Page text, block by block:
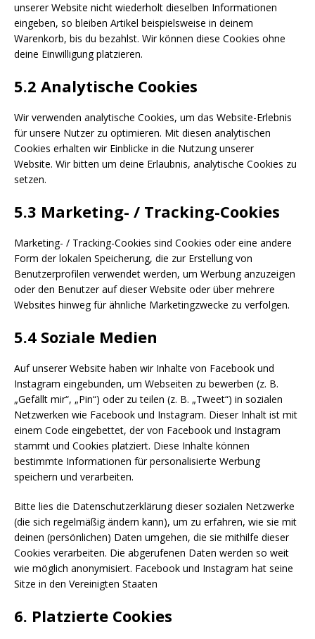
unserer Website nicht wiederholt dieselben Informationen
eingeben, so bleiben Artikel beispielsweise in deinem
Warenkorb, bis du bezahlst. Wir können diese Cookies ohne
deine Einwilligung platzieren.
5.2 Analytische Cookies
Wir verwenden analytische Cookies, um das Website-Erlebnis
für unsere Nutzer zu optimieren. Mit diesen analytischen
Cookies erhalten wir Einblicke in die Nutzung unserer
Website. Wir bitten um deine Erlaubnis, analytische Cookies zu
setzen.
5.3 Marketing- / Tracking-Cookies
Marketing- / Tracking-Cookies sind Cookies oder eine andere
Form der lokalen Speicherung, die zur Erstellung von
Benutzerprofilen verwendet werden, um Werbung anzuzeigen
oder den Benutzer auf dieser Website oder über mehrere
Websites hinweg für ähnliche Marketingzwecke zu verfolgen.
5.4 Soziale Medien
Auf unserer Website haben wir Inhalte von Facebook und
Instagram eingebunden, um Webseiten zu bewerben (z. B.
„Gefällt mir“, „Pin“) oder zu teilen (z. B. „Tweet“) in sozialen
Netzwerken wie Facebook und Instagram. Dieser Inhalt ist mit
einem Code eingebettet, der von Facebook und Instagram
stammt und Cookies platziert. Diese Inhalte können
bestimmte Informationen für personalisierte Werbung
speichern und verarbeiten.
Bitte lies die Datenschutzerklärung dieser sozialen Netzwerke
(die sich regelmäßig ändern kann), um zu erfahren, wie sie mit
deinen (persönlichen) Daten umgehen, die sie mithilfe dieser
Cookies verarbeiten. Die abgerufenen Daten werden so weit
wie möglich anonymisiert. Facebook und Instagram hat seine
Sitze in den Vereinigten Staaten
6. Platzierte Cookies